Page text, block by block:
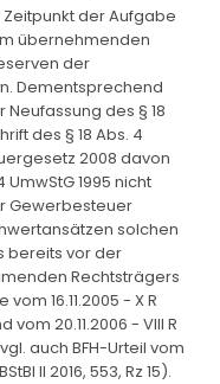
der Aufgabe
übernehmenden
der
Dementsprechend
Neufassung des § 18
des § 18 Abs. 4
2008 davon
1995 nicht
Gewerbesteuer
solchen
bereits vor der
Rechtsträgers
16.11.2005 - X R
vom 20.11.2006 - VIII R
vgl. auch BFH-Urteil vom
II 2016, 553, Rz 15).